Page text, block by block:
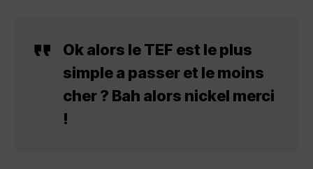
Ok alors le TEF est le plus
simple a passer et le moins
cher ? Bah alors nickel merci
!